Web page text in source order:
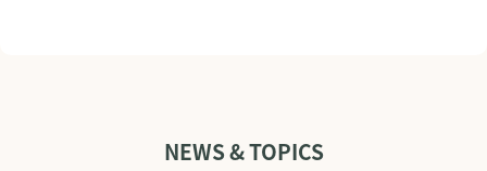
NEWS & TOPICS